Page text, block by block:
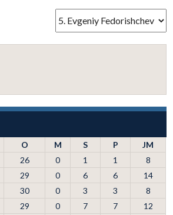
O M S P
JM
26 0 1 1
8
29 0 6 6
14
30 0 3 3
8
29 0 7 7
12